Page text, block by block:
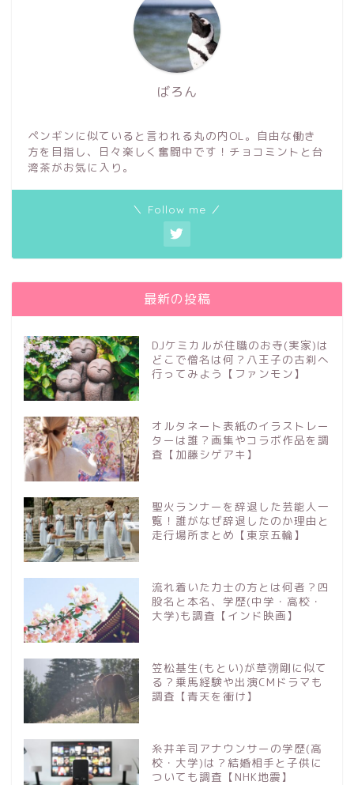
ばろん
ペンギンに似ていると言われる丸の内OL。自由な働き
方を目指し、日々楽しく奮闘中です！チョコミントと台
湾茶がお気に入り。
＼ Follow me ／
最新の投稿
DJケミカルが住職のお寺(実家)は
どこで僧名は何？八王子の古刹へ
行ってみよう【ファンモン】
オルタネート表紙のイラストレー
ターは誰？画集やコラボ作品を調
査【加藤シゲアキ】
聖火ランナーを辞退した芸能人一
覧！誰がなぜ辞退したのか理由と
走行場所まとめ【東京五輪】
流れ着いた力士の方とは何者？四
股名と本名、学歴(中学・高校・
大学)も調査【インド映画】
笠松基生(もとい)が草彅剛に似て
る？乗馬経験や出演CMドラマも
調査【青天を衝け】
糸井羊司アナウンサーの学歴(高
校・大学)は？結婚相手と子供に
ついても調査【NHK地震】